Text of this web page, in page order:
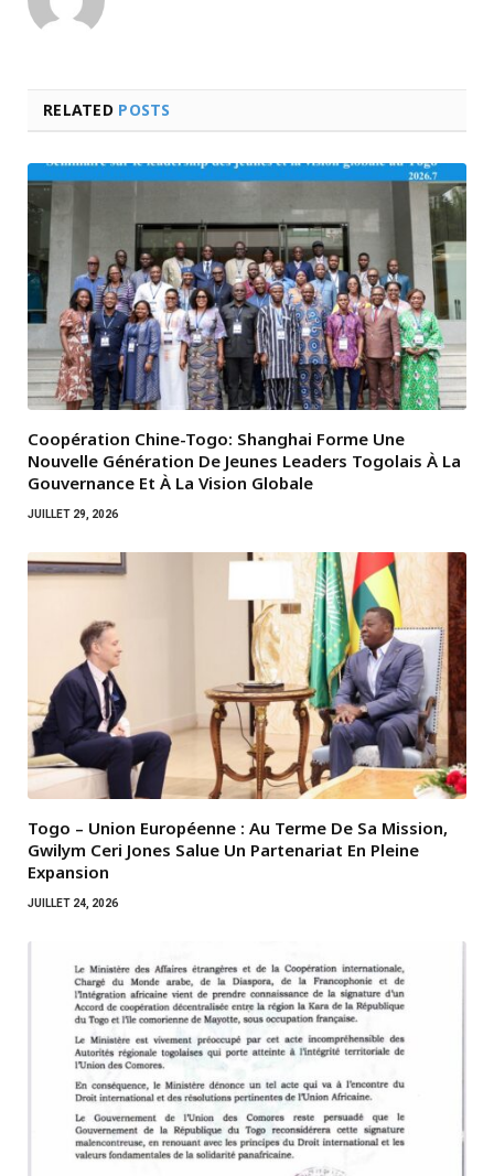
RELATED POSTS
Coopération Chine-Togo: Shanghai Forme Une
Nouvelle Génération De Jeunes Leaders Togolais À La
Gouvernance Et À La Vision Globale
JUILLET 29, 2026
Togo – Union Européenne : Au Terme De Sa Mission,
Gwilym Ceri Jones Salue Un Partenariat En Pleine
Expansion
JUILLET 24, 2026